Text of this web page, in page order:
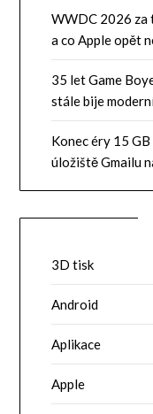
WWDC 2026 za
a co Apple opět
35 let Game
stále bije
Konec éry 15
úložiště Gmailu
3D tisk
Android
Aplikace
Apple